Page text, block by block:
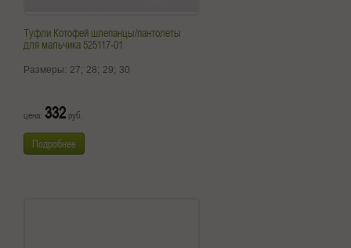
Туфли Котофей шлепанцы/пантолеты
для мальчика 525117-01
Размеры: 27; 28; 29; 30
цена: 332 руб.
Подробнее